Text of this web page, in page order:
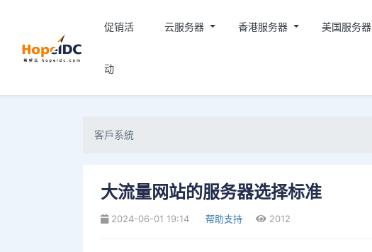
促销活
动
云服务器 香港服务器 美国服务器
客戶系統
大流量网站的服务器选择标准
2024-06-01 19:14 帮助支持 2012